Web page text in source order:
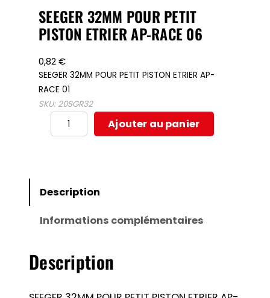
SEEGER 32MM POUR PETIT
PISTON ETRIER AP-RACE 06
0,82€
SEEGER 32MM POUR PETIT PISTON ETRIER AP-
RACE 01
SKU: 20SGR32
quantité
de
POUR
PISTON
AP-
06
Ajouter au panier
Description
Informations complémentaires
Description